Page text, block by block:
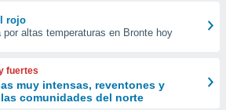
rojo
por altas temperaturas en Bronte hoy
fuertes
muy intensas, reventones y
comunidades del norte